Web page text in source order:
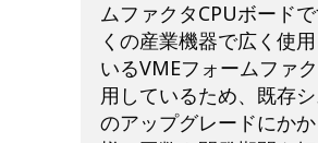
ムファクタCPUボード
くの産業機器で広く使
いるVMEフォームファ
用しているため、既存
のアップグレードにか